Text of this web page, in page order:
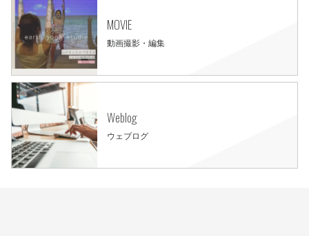
MOVIE
動画撮影・編集
Weblog
ウェブログ